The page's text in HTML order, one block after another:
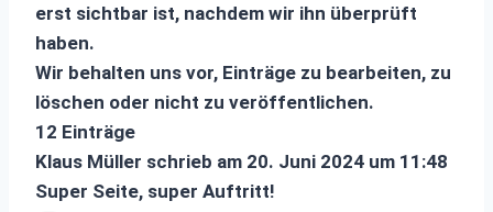
erst sichtbar ist, nachdem wir ihn überprüft
haben.
Wir behalten uns vor, Einträge zu bearbeiten, zu
löschen oder nicht zu veröffentlichen.
12 Einträge
Klaus Müller schrieb am 20. Juni 2024 um 11:48
Super Seite, super Auftritt!